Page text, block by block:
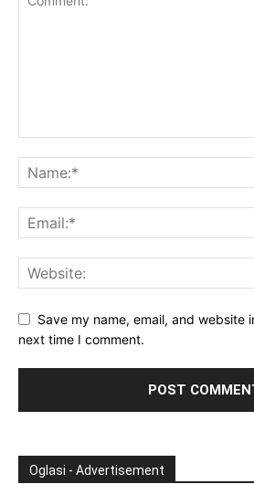
Save my name, email, and website
next time I comment.
Oglasi - Advertisement